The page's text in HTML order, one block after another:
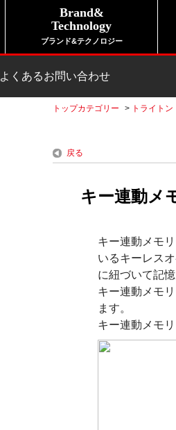
Brand&
Technology
ブランド&テクノロジー
よくあるお問い合わせ
トップカテゴリー > トライトン
戻る
キー連動メ
キー連動メモ
いるキーレス
に紐づいて記
キー連動メモ
ます。
キー連動メモ